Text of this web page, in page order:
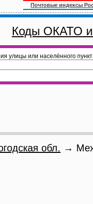
Почтовые индексы
Коды ОКАТО
улицы или населённого
обл. →